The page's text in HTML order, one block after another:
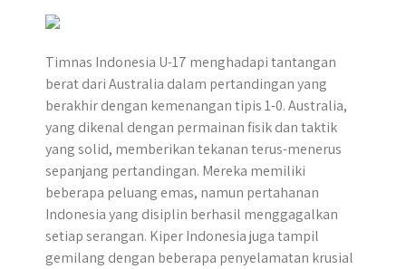
Timnas Indonesia U-17 menghadapi tantangan
berat dari Australia dalam pertandingan yang
berakhir dengan kemenangan tipis 1-0. Australia,
yang dikenal dengan permainan fisik dan taktik
yang solid, memberikan tekanan terus-menerus
sepanjang pertandingan. Mereka memiliki
beberapa peluang emas, namun pertahanan
Indonesia yang disiplin berhasil menggagalkan
setiap serangan. Kiper Indonesia juga tampil
gemilang dengan beberapa penyelamatan krusial